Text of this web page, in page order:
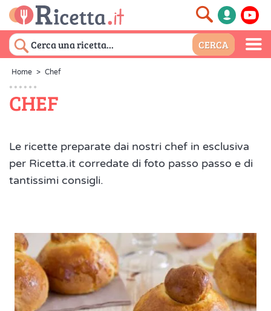
Home > Chef
CHEF
Le ricette preparate dai nostri chef in esclusiva
per Ricetta.it corredate di foto passo passo e di
tantissimi consigli.